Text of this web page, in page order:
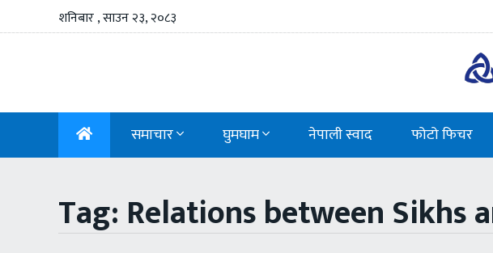
शनिबार , साउन २३, २०८३
समाचार घुमघाम नेपाली स्वाद फोटो फिचर
Tag: Relations between Sikhs